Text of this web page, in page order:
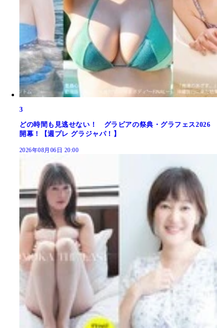
3
どの時間も見逃せない！ グラビアの祭典・グラフェス2026
開幕！【週プレ グラジャパ！】
2026年08月06日 20:00